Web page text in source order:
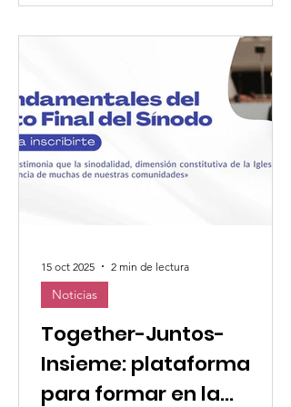
líderes de 16 países africanos , entre
laicas de organizaciones miembros de
la UMOFC y religiosas de distintas
congregaciones. Durante cuatro días
de formación, diálogo y trabajo en
red, las participantes se comp
Together-Juntos-
Insieme: plataforma
para formar en la
Noticias
15 oct 2025 2 min de lectura